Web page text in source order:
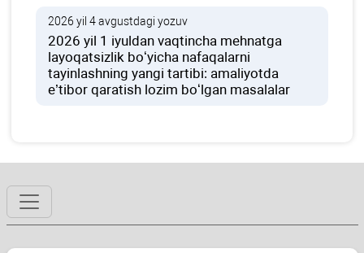
2026 yil 4 avgustdagi yozuv
2026 yil 1 iyuldan vaqtincha mehnatga
layoqatsizlik boʻyicha nafaqalarni
tayinlashning yangi tartibi: amaliyotda
e’tibor qaratish lozim boʻlgan masalalar